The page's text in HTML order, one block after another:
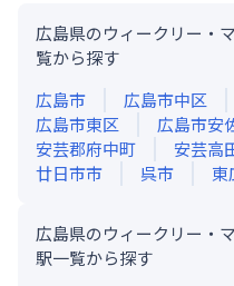
広島県のウィークリー・
覧から探す
広島市
広島市中区
広島市東区
広島市安
安芸郡府中町
安芸高
廿日市市
呉市 東
広島県のウィークリー・
駅一覧から探す